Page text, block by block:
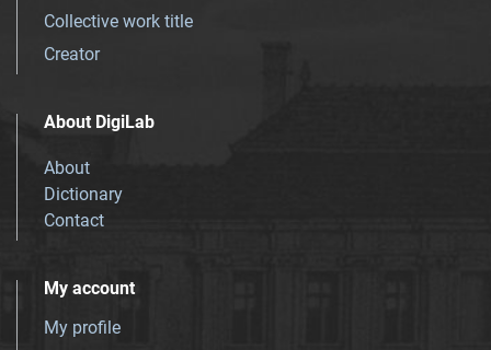
Collective work title
Creator
About DigiLab
About
Dictionary
Contact
My account
My profile